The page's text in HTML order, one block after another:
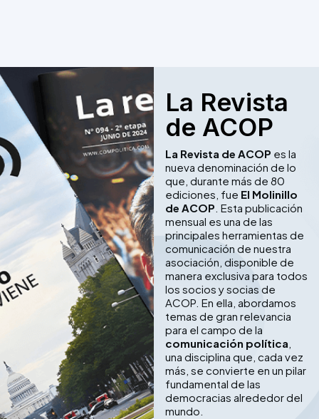
La Revista
de ACOP
La Revista de ACOP es la
nueva denominación de lo
que, durante más de 80
ediciones, fue El Molinillo
de ACOP . Esta publicación
mensual es una de las
principales herramientas de
comunicación de nuestra
asociación, disponible de
manera exclusiva para todos
los socios y socias de
ACOP. En ella, abordamos
temas de gran relevancia
para el campo de la
comunicación política
una disciplina que, cada vez
más, se convierte en un pilar
fundamental de las
democracias alrededor del
mundo.